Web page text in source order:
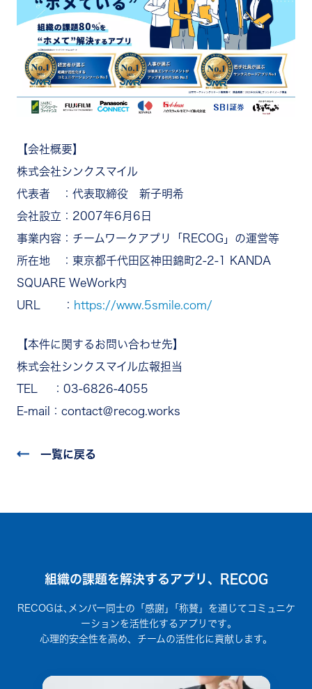
【会社概要】
株式会社シンクスマイル
代表者 ：代表取締役 新子明希
会社設立：2007年6月6日
事業内容：チームワークアプリ「RECOG」の運営等
所在地 ：東京都千代田区神田錦町2-2-1 KANDA
SQUARE WeWork内
URL ： https://www.5smile.com/
【本件に関するお問い合わせ先】
株式会社シンクスマイル広報担当
TEL ：03-6826-4055
E-mail：contact＠recog.works
一覧に戻る
組織の課題を解決するアプリ、RECOG
RECOGは､メンバー同士の「感謝」｢称賛」を通じてコミュニケ
ーションを活性化するアプリです｡
心理的安全性を高め、チームの活性化に貢献します。